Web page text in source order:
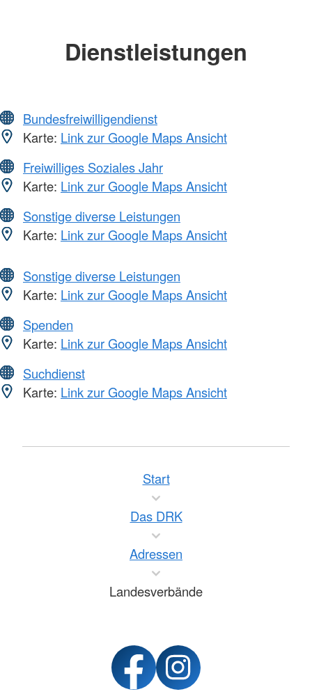
Dienstleistungen
Bundesfreiwilligendienst
Karte: Link zur Google Maps Ansicht
Freiwilliges Soziales Jahr
Karte: Link zur Google Maps Ansicht
Sonstige diverse Leistungen
Karte: Link zur Google Maps Ansicht
Sonstige diverse Leistungen
Karte: Link zur Google Maps Ansicht
Spenden
Karte: Link zur Google Maps Ansicht
Suchdienst
Karte: Link zur Google Maps Ansicht
Start
Das DRK
Adressen
Landesverbände